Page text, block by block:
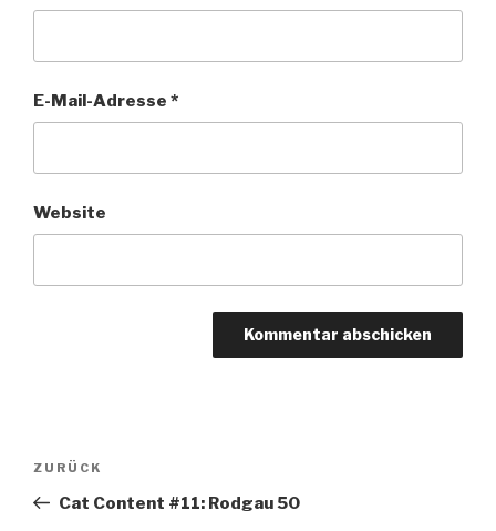
E-Mail-Adresse *
Website
Beitragsnavigation
Vorheriger
Beitrag
ZURÜCK
Cat Content #11: Rodgau 50